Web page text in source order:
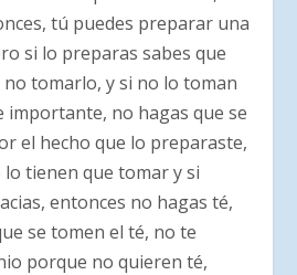
tú puedes preparar una
si lo preparas sabes que
tomarlo, y si no lo toman
importante, no hagas que se
el hecho que lo preparaste,
lo tienen que tomar y si
entonces no hagas té,
se tomen el té, no te
porque no quieren té,